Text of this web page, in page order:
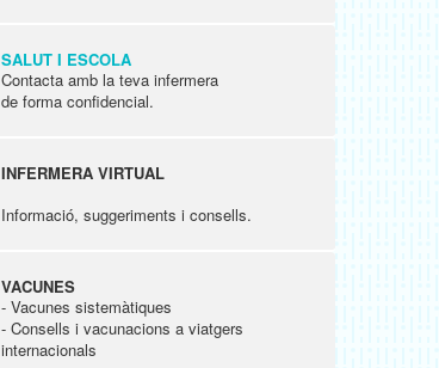
SALUT I ESCOLA
Contacta amb la teva infermera
de forma confidencial.
INFERMERA VIRTUAL
Informació, suggeriments i consells.
VACUNES
- Vacunes sistemàtiques
- Consells i vacunacions a viatgers
internacionals